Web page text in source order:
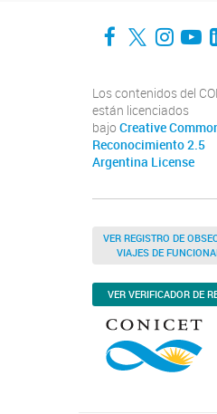
Twitter
Los contenidos del
están licenciados
bajo Creative
Reconocimiento 2.5
Argentina License
VER REGISTRO DE
VIAJES DE
VER VERIFICADOR DE